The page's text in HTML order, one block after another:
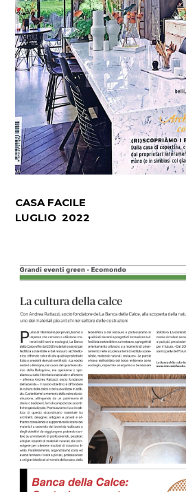
CASA FACILE
LUGLIO 2022